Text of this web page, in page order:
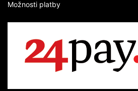
Možnosti platby